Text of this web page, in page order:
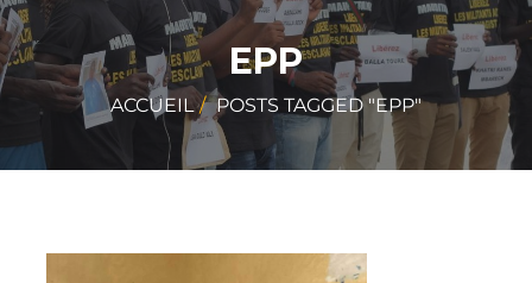
EPP
ACCUEIL POSTS TAGGED "EPP"